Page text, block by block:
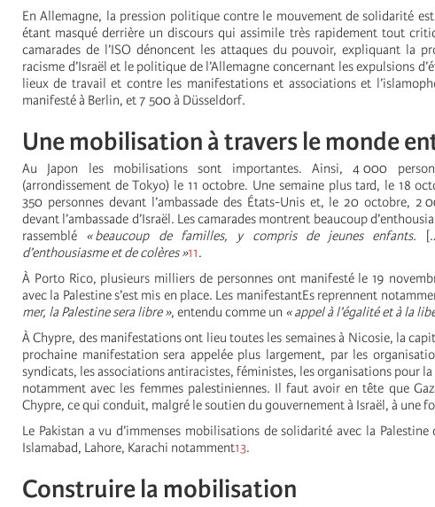
En Allemagne, la pression politique contre le mouvement de solidarité
étant masqué derrière un discours qui assimile très rapidement tout
camarades de l’ISO dénoncent les attaques du pouvoir, expliquant la
racisme d’Israël et le politique de l’Allemagne concernant les expulsions
lieux de travail et contre les manifestations et associations et
manifesté à Berlin, et 7 500 à Düsseldorf.
Une mobilisation à travers le monde
Au Japon les mobilisations sont importantes. Ainsi, 4 000
(arrondissement de Tokyo) le 11 octobre. Une semaine plus tard, le 18
350 personnes devant l’ambassade des États-Unis et, le 20 octobre, 2
devant l’ambassade d’Israël. Les camarades montrent beaucoup
rassemblé « beaucoup de familles, y compris de jeunes enfants.
d’enthousiasme et de colères »11.
À Porto Rico, plusieurs milliers de personnes ont manifesté le 19
avec la Palestine s’est mis en place. Les manifestantEs reprennent
mer, la Palestine sera libre », entendu comme un « appel à l’égalité et à la
À Chypre, des manifestations ont lieu toutes les semaines à Nicosie, la
prochaine manifestation sera appelée plus largement, par les
syndicats, les associations antiracistes, féministes, les organisations pour
notamment avec les femmes palestiniennes. Il faut avoir en tête que
Chypre, ce qui conduit, malgré le soutien du gouvernement à Israël, à une
Le Pakistan a vu d’immenses mobilisations de solidarité avec la
Islamabad, Lahore, Karachi notamment13.
Construire la mobilisation